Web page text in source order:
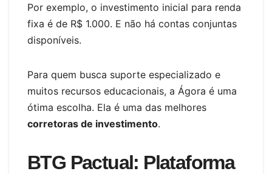
Por exemplo, o investimento inicial para renda
fixa é de R$ 1.000. E não há contas conjuntas
disponíveis.
Para quem busca suporte especializado e
muitos recursos educacionais, a Ágora é uma
ótima escolha. Ela é uma das melhores
corretoras de investimento.
BTG Pactual: Plataforma